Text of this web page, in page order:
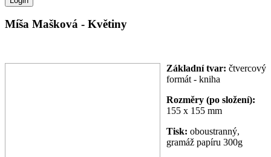
Míša Mašková - Květiny
Základní tvar: čtvercový
formát - kniha
Rozměry (po složení):
155 x 155 mm
Tisk: oboustranný,
gramáž papíru 300g